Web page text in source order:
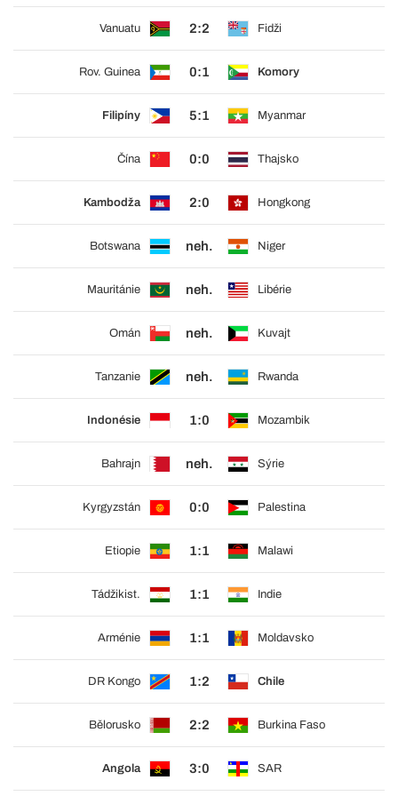
Vanuatu 2:2 Fidži
Rov. Guinea 0:1 Komory
Filipíny 5:1 Myanmar
Čína 0:0 Thajsko
Kambodža 2:0 Hongkong
Botswana neh. Niger
Mauritánie neh. Libérie
Omán neh. Kuvajt
Tanzanie neh. Rwanda
Indonésie 1:0 Mozambik
Bahrajn neh. Sýrie
Kyrgyzstán 0:0 Palestina
Etiopie 1:1 Malawi
Tádžikist. 1:1 Indie
Arménie 1:1 Moldavsko
DR Kongo 1:2 Chile
Bělorusko 2:2 Burkina Faso
Angola 3:0 SAR